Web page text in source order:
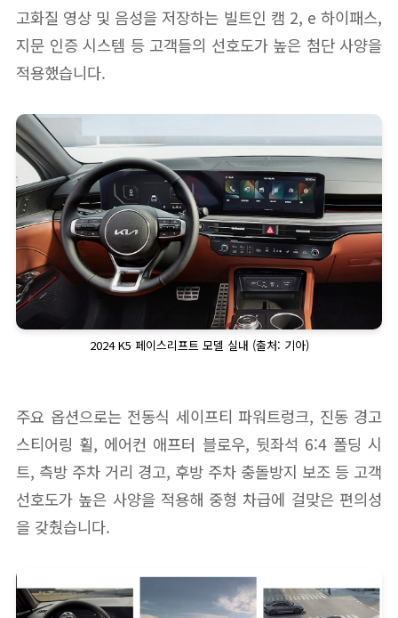
고화질 영상 및 음성을 저장하는 빌트인 캠 2, e 하이패스,
지문 인증 시스템 등 고객들의 선호도가 높은 첨단 사양을
적용했습니다.
2024 K5 페이스리프트 모델 실내 (출처: 기아)
주요 옵션으로는 전동식 세이프티 파워트렁크, 진동 경고
스티어링 휠, 에어컨 애프터 블로우, 뒷좌석 6:4 폴딩 시
트, 측방 주차 거리 경고, 후방 주차 충돌방지 보조 등 고객
선호도가 높은 사양을 적용해 중형 차급에 걸맞은 편의성
을 갖췄습니다.